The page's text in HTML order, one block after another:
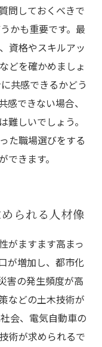
問しておくべきで
かも重要です。最
資格やスキルアッ
どを確かめましょ
共感できるかどう
感できない場合、
難しいでしょう。
た職場選びをする
きます。
られる人材像
がますます高まっ
が増加し、都市化
害の発生頻度が高
などの土木技術が
会、電気自動車の
術が求められるで